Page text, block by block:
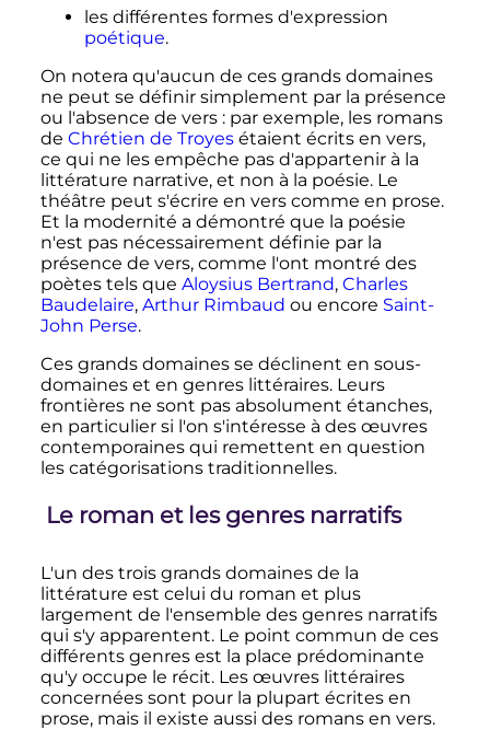
les différentes formes d'expression
poétique.
On notera qu'aucun de ces grands domaines
ne peut se définir simplement par la présence
ou l'absence de vers : par exemple, les romans
de Chrétien de Troyesétaient écrits en vers,
ce qui ne les empêche pas d'appartenir à la
littérature narrative, et non à la poésie. Le
théâtre peut s'écrire en vers comme en prose.
Et la modernité a démontré que la poésie
n'est pas nécessairement définie par la
présence de vers, comme l'ont montré des
poètes tels que Aloysius Bertrand, Charles
Baudelaire, Arthur Rimbaud ou encore Saint-
John Perse.
Ces grands domaines se déclinent en sous-
domaines et en genres littéraires. Leurs
frontières ne sont pas absolument étanches,
en particulier si l'on s'intéresse à des œuvres
contemporaines qui remettent en question
les catégorisations traditionnelles.
Le roman et les genres narratifs
L'un des trois grands domaines de la
littérature est celui du roman et plus
largement de l'ensemble des genres narratifs
qui s'y apparentent. Le point commun de ces
différents genres est la place prédominante
qu'y occupe le récit. Les œuvres littéraires
concernées sont pour la plupart écrites en
prose, mais il existe aussi des romans en vers.